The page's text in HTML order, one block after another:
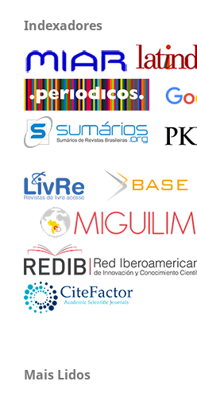
Indexadores
Mais Lidos